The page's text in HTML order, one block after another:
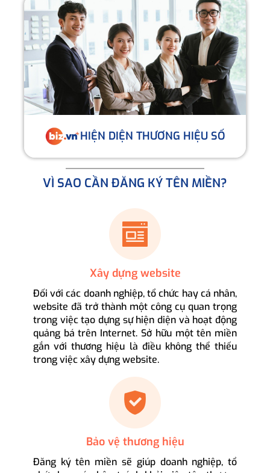
HIỆN DIỆN THƯƠNG HIỆU SỐ
VÌ SAO CẦN ĐĂNG KÝ TÊN MIỀN?
Xây dựng website
Đối với các doanh nghiệp, tổ chức hay cá nhân,
website đã trở thành một công cụ quan trọng
trong việc tạo dựng sự hiện diện và hoạt động
quảng bá trên Internet. Sở hữu một tên miền
gắn với thương hiệu là điều không thể thiếu
trong việc xây dựng website.
Bảo vệ thương hiệu
Đăng ký tên miền sẽ giúp doanh nghiệp, tổ